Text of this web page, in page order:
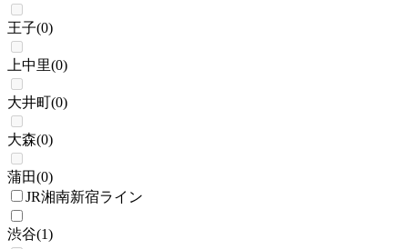
王子(0)
上中里(0)
大井町(0)
大森(0)
蒲田(0)
JR湘南新宿ライン
渋谷(1)